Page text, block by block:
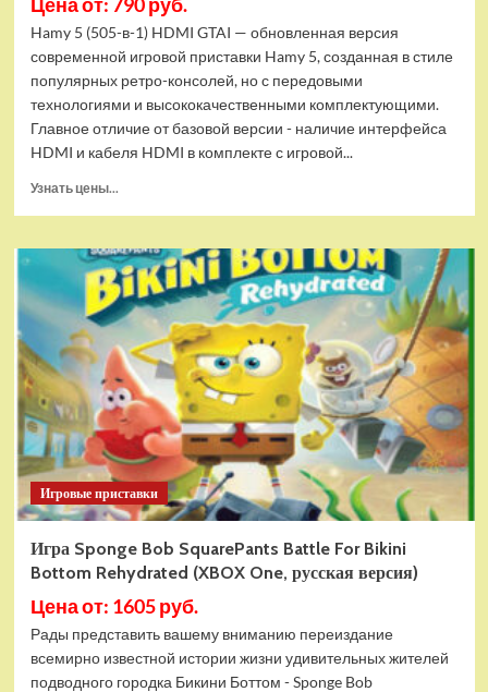
Hamy 5 (505-в-1) HDMI GTAI — обновленная версия
современной игровой приставки Hamy 5, созданная в стиле
популярных ретро-консолей, но с передовыми
технологиями и высококачественными комплектующими.
Главное отличие от базовой версии - наличие интерфейса
HDMI и кабеля HDMI в комплекте с игровой...
Узнать цены...
Игровая
приставка
Hamy
5
(505-
в-1)
HDMI
GTA
Игровые приставки
Игра Sponge Bob SquarePants Battle For Bikini
Bottom Rehydrated (XBOX One, русская версия)
Цена от: 1605 руб.
Рады представить вашему вниманию переиздание
всемирно известной истории жизни удивительных жителей
подводного городка Бикини Боттом - Sponge Bob